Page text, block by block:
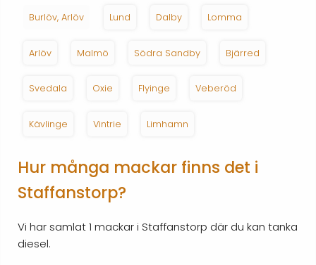
Burlöv, Arlöv Lund Dalby Lomma
Arlöv Malmö Södra Sandby Bjärred
Svedala Oxie Flyinge Veberöd
Kävlinge Vintrie Limhamn
Hur många mackar finns det i
Staffanstorp?
Vi har samlat 1 mackar i Staffanstorp där du kan tanka
diesel.